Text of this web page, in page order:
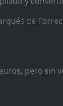
de
pero sin